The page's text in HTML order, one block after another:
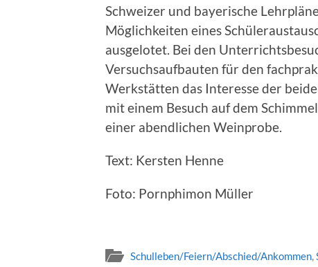
Schweizer und bayerische
Möglichkeiten eines
ausgelotet. Bei den
Versuchsaufbauten für den
Werkstätten das Interesse der
mit einem Besuch auf dem
einer abendlichen Weinprobe.
Text: Kersten Henne
Foto: Pornphimon Müller
Schulleben/Feiern/Abschied/Ankommen,